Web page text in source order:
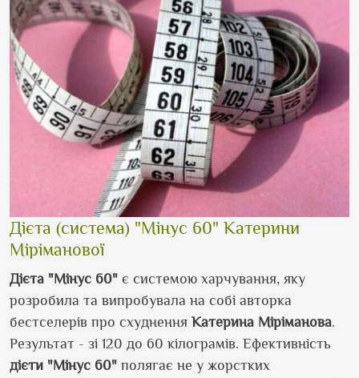
Дієта (система) "Мінус 60" Катерини
Міріманової
Дієта "Мінус 60" є системою харчування, яку
розробила та випробувала на собі авторка
бестселерів про схуднення Катерина Міріманова.
Результат - зі 120 до 60 кілограмів. Ефективність
дієти "Мінус 60" полягає не у жорстких